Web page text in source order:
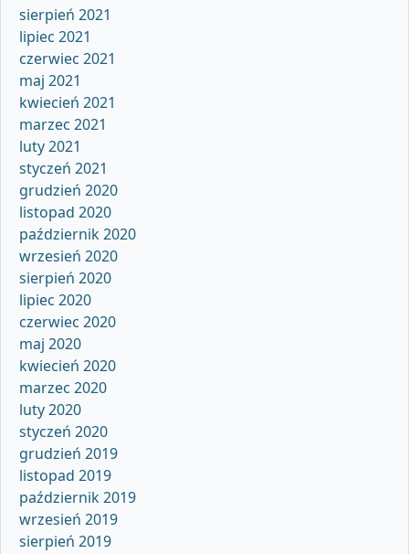
sierpień 2021
lipiec 2021
czerwiec 2021
maj 2021
kwiecień 2021
marzec 2021
luty 2021
styczeń 2021
grudzień 2020
listopad 2020
październik 2020
wrzesień 2020
sierpień 2020
lipiec 2020
czerwiec 2020
maj 2020
kwiecień 2020
marzec 2020
luty 2020
styczeń 2020
grudzień 2019
listopad 2019
październik 2019
wrzesień 2019
sierpień 2019